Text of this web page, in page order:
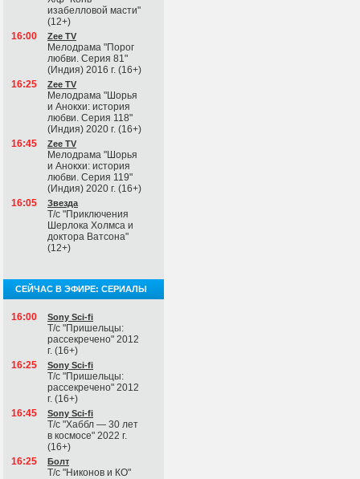
изабелловой масти"
(12+)
16:00
Zee TV
Мелодрама "Порог
любви. Серия 81"
(Индия) 2016 г. (16+)
16:25
Zee TV
Мелодрама "Шорья
и Анокхи: история
любви. Серия 118"
(Индия) 2020 г. (16+)
16:45
Zee TV
Мелодрама "Шорья
и Анокхи: история
любви. Серия 119"
(Индия) 2020 г. (16+)
16:05
Звезда
Т/с "Приключения
Шерлока Холмса и
доктора Ватсона"
(12+)
СЕЙЧАС В ЭФИРЕ: СЕРИАЛЫ
16:00 Sony Sci-fi
Т/с "Пришельцы:
рассекречено" 2012
г. (16+)
16:25
Sony Sci-fi
Т/с "Пришельцы:
рассекречено" 2012
г. (16+)
16:45
Sony Sci-fi
Т/с "Хаббл — 30 лет
в космосе" 2022 г.
(16+)
16:25
Болт
Т/с "Никонов и КО"